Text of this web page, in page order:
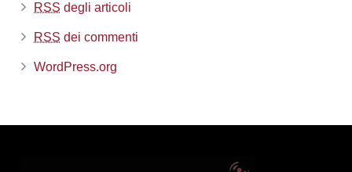
RSS degli articoli
RSS dei commenti
WordPress.org